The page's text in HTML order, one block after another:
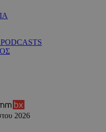
2026